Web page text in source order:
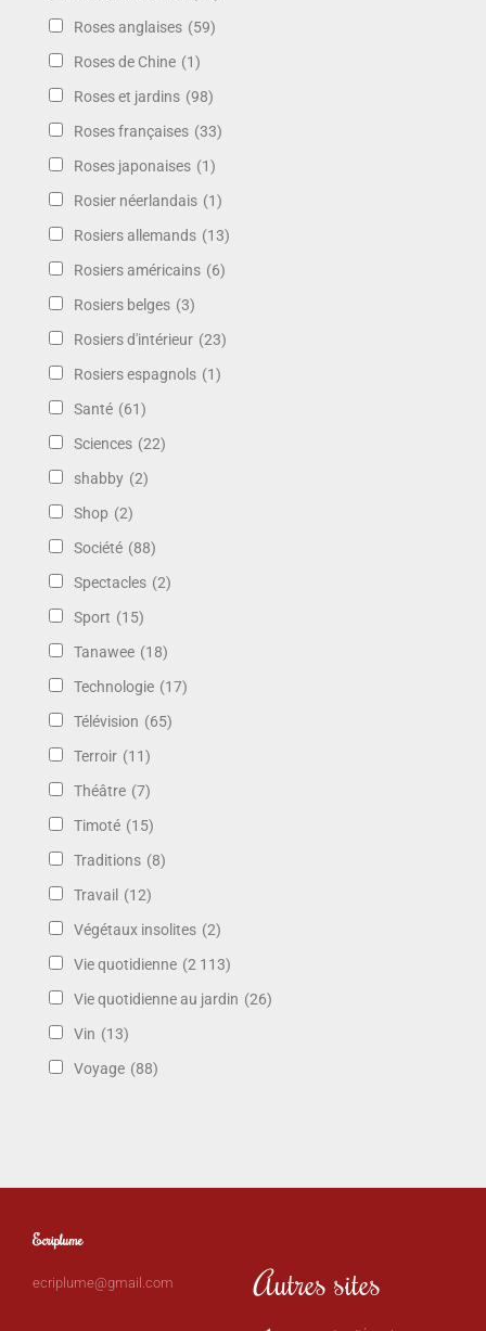
Roses anglaises (59)
Roses de Chine (1)
Roses et jardins (98)
Roses françaises (33)
Roses japonaises (1)
Rosier néerlandais (1)
Rosiers allemands (13)
Rosiers américains (6)
Rosiers belges (3)
Rosiers d'intérieur (23)
Rosiers espagnols (1)
Santé (61)
Sciences (22)
shabby (2)
Shop (2)
Société (88)
Spectacles (2)
Sport (15)
Tanawee (18)
Technologie (17)
Télévision (65)
Terroir (11)
Théâtre (7)
Timoté (15)
Traditions (8)
Travail (12)
Végétaux insolites (2)
Vie quotidienne (2 113)
Vie quotidienne au jardin (26)
Vin (13)
Voyage (88)
Ecriplume
ecriplume@gmail.com Autres sites